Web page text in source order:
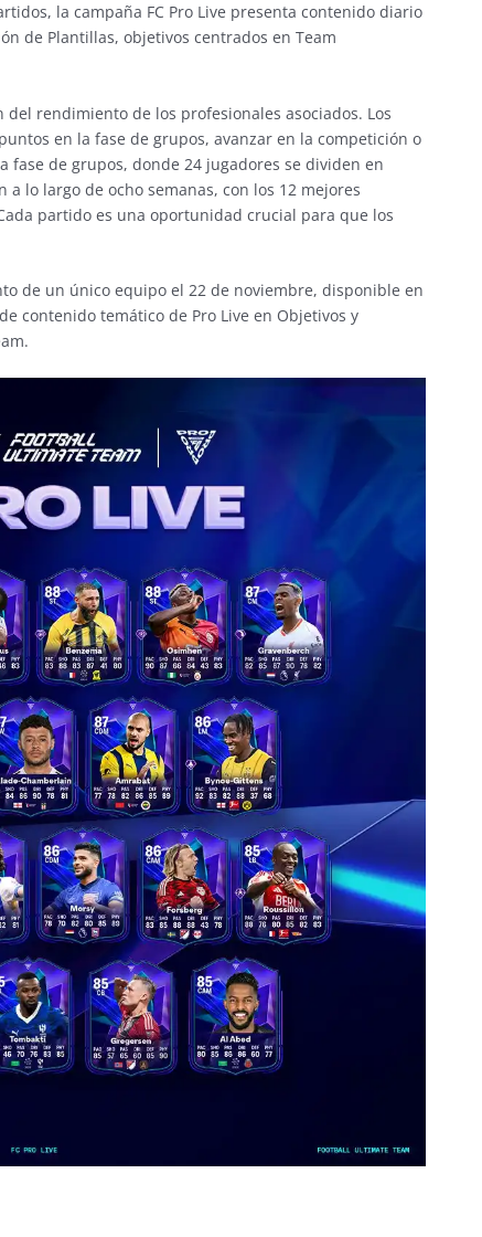
la campaña FC Pro Live presenta contenido diario
de Plantillas, objetivos centrados en Team
del rendimiento de los profesionales asociados. Los
en la fase de grupos, avanzar en la competición o
fase de grupos, donde 24 jugadores se dividen en
lo largo de ocho semanas, con los 12 mejores
partido es una oportunidad crucial para que los
de un único equipo el 22 de noviembre, disponible en
contenido temático de Pro Live en Objetivos y